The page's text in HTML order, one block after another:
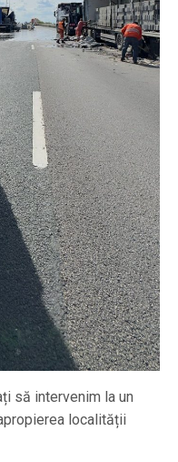
să intervenim la un
localității